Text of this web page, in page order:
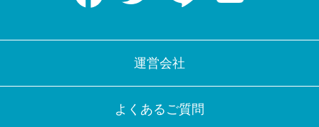
運営会社
よくあるご質問